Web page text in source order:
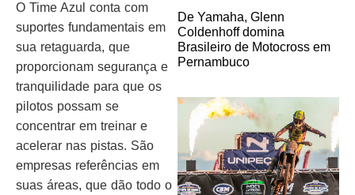
O Time Azul conta com
suportes fundamentais em
sua retaguarda, que
proporcionam segurança e
tranquilidade para que os
pilotos possam se
concentrar em treinar e
acelerar nas pistas. São
empresas referências em
suas áreas, que dão todo o
De Yamaha, Glenn
Coldenhoff domina
Brasileiro de Motocross em
Pernambuco